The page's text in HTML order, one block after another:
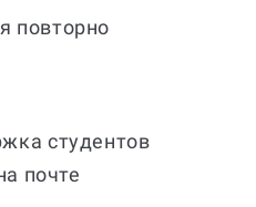
повторно
студентов
почте